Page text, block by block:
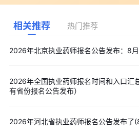
相关推荐 热门推荐
2026年北京执业药师报名公告发布：8
2026年全国执业药师报名时间和入口汇
有省份报名公告发布）
2026年河北省执业药师报名公告发布了